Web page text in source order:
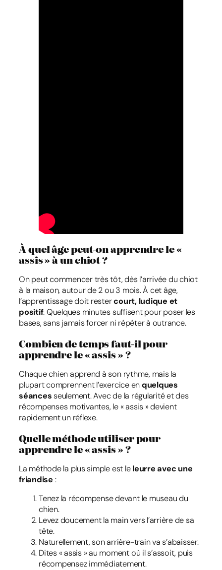
À quel âge peut-on apprendre le «
assis » à un chiot ?
On peut commencer très tôt, dès l’arrivée du chiot
à la maison, autour de 2 ou 3 mois. À cet âge,
l’apprentissage doit restercourt, ludique et
positif. Quelques minutes suffisent pour poser les
bases, sans jamais forcer ni répéter à outrance.
Combien de temps faut-il pour
apprendre le « assis » ?
Chaque chien apprend à son rythme, mais la
plupart comprennent l’exercice enquelques
séancesseulement. Avec de la régularité et des
récompenses motivantes, le « assis » devient
rapidement un réflexe.
Quelle méthode utiliser pour
apprendre le « assis » ?
La méthode la plus simple est leleurre avec une
friandise :
Tenez la récompense devant le museau du
chien.
Levez doucement la main vers l’arrière de sa
tête.
Naturellement, son arrière-train va s’abaisser.
Dites « assis » au moment où il s’assoit, puis
récompensez immédiatement.